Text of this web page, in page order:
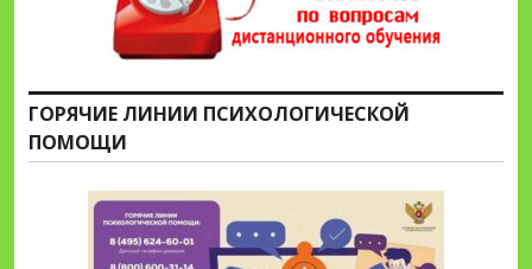
ГОРЯЧИЕ ЛИНИИ ПСИХОЛОГИЧЕСКОЙ
ПОМОЩИ